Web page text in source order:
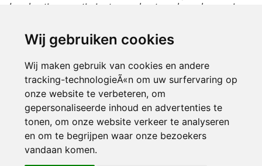
Wij gebruiken cookies
Wij maken gebruik van cookies en andere
tracking-technologieÃ«n om uw surfervaring op
onze website te verbeteren, om
gepersonaliseerde inhoud en advertenties te
tonen, om onze website verkeer te analyseren
en om te begrijpen waar onze bezoekers
vandaan komen.
handmatige reactie is, typ onderstaande code over in
de code te wijzigen.